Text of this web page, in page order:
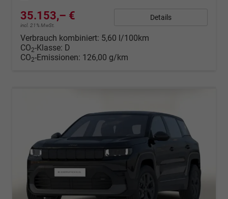
35.153,– €
incl. 21% MwSt.
Details
Verbrauch kombiniert: 5,60 l/100km
CO2-Klasse: D
CO2-Emissionen: 126,00 g/km